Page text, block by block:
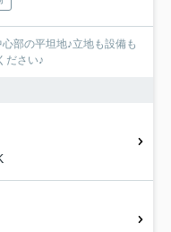
部の平坦地♪立地も設備も
ださい♪